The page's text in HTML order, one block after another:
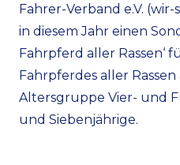
Fahrer-Verband e.V.
in diesem Jahr einen
Fahrpferd aller Rassen‘
Fahrpferdes aller
Altersgruppe Vier- und
und Siebenjährige.